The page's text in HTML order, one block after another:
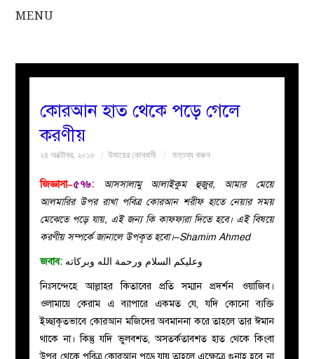
MENU
সকল
নারীদের
ইসলাহী
মজলিস
প্রশ্ন
করুন
কোরআন হাত থেকে পড়ে গেলে
করণীয়
২৪ অক্টোবর, ২০১৮ উমায়ের কোব্বাদী মন্তব্য করুন
জিজ্ঞাসা–৫৭৬:
আসসালামু আলাইকুম হুজুর, আমার মেয়ে
আলমারির উপর রাখা পবিত্র কোরআন শরীফ হাতে নেয়ার সময়
মেঝেতে পড়ে যায়, এই জন্য কি কাফ্ফারা দিতে হবে। এই বিষয়ে
করণীয় সম্পর্কে জানালে উপকৃত হবো।–Shamim Ahmed
জবাব: وعليكم السلام ورحمة الله وبركاته
নিঃসন্দেহে আল্লাহর কিতাবের প্রতি সম্মান প্রদর্শন ওয়াজিব।
ওলামায়ে কেরাম এ ব্যাপারে একমত যে, যদি কোনো ব্যক্তি
ইচ্ছাকৃতভাবে কোরআন মজিদের অবমাননা করে তাহলে তার ঈমান
থাকে না। কিন্তু যদি ভুলবশত, অসতর্কতাবশত হাত থেকে কিংবা
উপর থেকে পবিত্র কোরআন পড়ে যায় তাহলে এক্ষেত্রে গুনাহ হবে না